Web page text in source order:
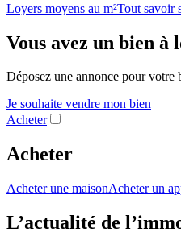
Loyers moyens au m²Tout savoir
Vous avez un bien à
Déposez une annonce pour votre
Je souhaite vendre mon bien
Acheter
Acheter
Acheter une maisonAcheter un
L’actualité de